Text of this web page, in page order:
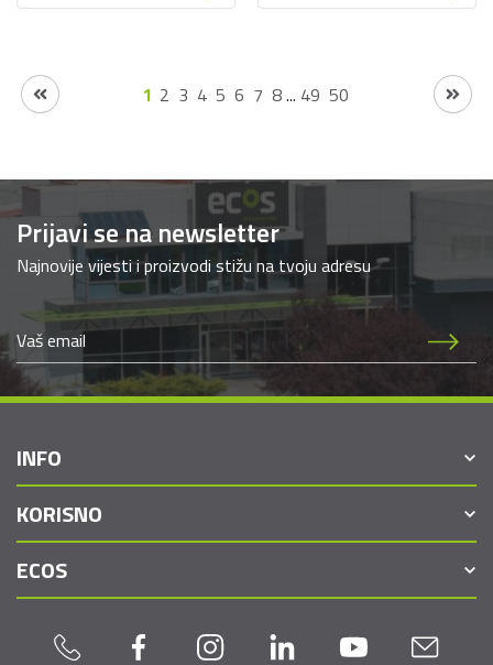
1 2 3 4 5 6 7 8... 49 50
Prijavi se na newsletter
Najnovije vijesti i proizvodi stižu na tvoju adresu
INFO
KORISNO
ECOS